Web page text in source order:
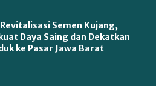
Revitalisasi Semen Kujang,
Daya Saing dan Dekatkan
ke Pasar Jawa Barat